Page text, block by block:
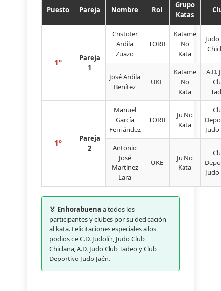
Puesto Pareja Nombre Rol
Grupo
Katas
1º
Pareja
1
Cristofer
Ardila
Zuazo
TORII
Katame
No
Kata
Judo
José Ardila
Benítez
UKE
Katame
No
Kata
A.D.
1º
Pareja
2
Manuel
García
Fernández
TORII
Ju No
Kata
Judo
Antonio
José
Martínez
Lara
UKE
Ju No
Kata
Judo
🏅 Enhorabuena a todos los
participantes y clubes por su dedicación
al kata. Felicitaciones especiales a los
podios de C.D. Judolín, Judo Club
Chiclana, A.D. Judo Club Tadeo y Club
Deportivo Judo Jaén.